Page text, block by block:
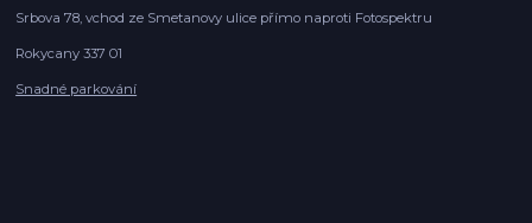
Srbova 78, vchod ze Smetanovy ulice přímo naproti Fotospektru
Rokycany 337 01
Snadné parkování